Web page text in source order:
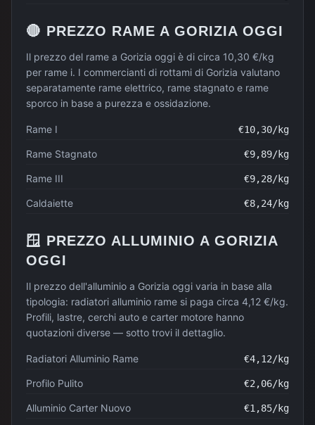
🔴 PREZZO RAME A GORIZIA OGGI
Il prezzo del rame a Gorizia oggi è di circa 10,30 €/kg
per rame i. I commercianti di rottami di Gorizia valutano
separatamente rame elettrico, rame stagnato e rame
sporco in base a purezza e ossidazione.
Rame I €10,30/kg
Rame Stagnato €9,89/kg
Rame III €9,28/kg
Caldaiette €8,24/kg
🪟 PREZZO ALLUMINIO A GORIZIA
OGGI
Il prezzo dell'alluminio a Gorizia oggi varia in base alla
tipologia: radiatori alluminio rame si paga circa 4,12 €/kg.
Profili, lastre, cerchi auto e carter motore hanno
quotazioni diverse — sotto trovi il dettaglio.
Radiatori Alluminio Rame €4,12/kg
Profilo Pulito €2,06/kg
Alluminio Carter Nuovo €1,85/kg